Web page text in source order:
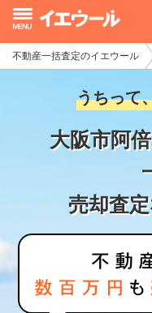
不動産一括査定のイエウール
うちって
大阪市阿
売却査
イエウール加盟希望の
初めての方へ
不動産売却の流れ